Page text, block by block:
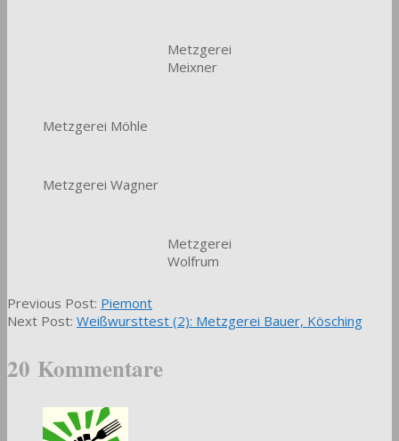
Metzgerei
Meixner
Metzgerei Möhle
Metzgerei Wagner
Metzgerei
Wolfrum
2011-
06-
Previous Post: Piemont
Next Post: Weißwursttest (2): Metzgerei Bauer, Kösching
20 Kommentare